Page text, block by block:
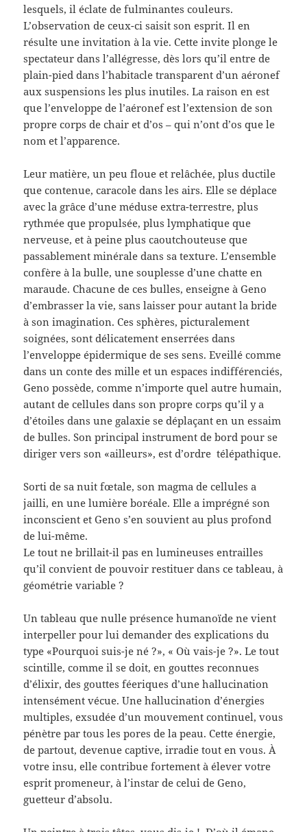
lesquels, il éclate de fulminantes couleurs.
L’observation de ceux-ci saisit son esprit. Il en
résulte une invitation à la vie. Cette invite plonge le
spectateur dans l’allégresse, dès lors qu’il entre de
plain-pied dans l’habitacle transparent d’un aéronef
aux suspensions les plus inutiles. La raison en est
que l’enveloppe de l’aéronef est l’extension de son
propre corps de chair et d’os – qui n’ont d’os que le
nom et l’apparence.
Leur matière, un peu floue et relâchée, plus ductile
que contenue, caracole dans les airs. Elle se déplace
avec la grâce d’une méduse extra-terrestre, plus
rythmée que propulsée, plus lymphatique que
nerveuse, et à peine plus caoutchouteuse que
passablement minérale dans sa texture. L’ensemble
confère à la bulle, une souplesse d’une chatte en
maraude. Chacune de ces bulles, enseigne à Geno
d’embrasser la vie, sans laisser pour autant la bride
à son imagination. Ces sphères, picturalement
soignées, sont délicatement enserrées dans
l’enveloppe épidermique de ses sens. Eveillé comme
dans un conte des mille et un espaces indifférenciés,
Geno possède, comme n’importe quel autre humain,
autant de cellules dans son propre corps qu’il y a
d’étoiles dans une galaxie se déplaçant en un essaim
de bulles. Son principal instrument de bord pour se
diriger vers son «ailleurs», est d’ordre télépathique.
Sorti de sa nuit fœtale, son magma de cellules a
jailli, en une lumière boréale. Elle a imprégné son
inconscient et Geno s’en souvient au plus profond
de lui-même.
Le tout ne brillait-il pas en lumineuses entrailles
qu’il convient de pouvoir restituer dans ce tableau, à
géométrie variable ?
Un tableau que nulle présence humanoïde ne vient
interpeller pour lui demander des explications du
type «Pourquoi suis-je né ?», « Où vais-je ?». Le tout
scintille, comme il se doit, en gouttes reconnues
d’élixir, des gouttes féeriques d’une hallucination
intensément vécue. Une hallucination d’énergies
multiples, exsudée d’un mouvement continuel, vous
pénètre par tous les pores de la peau. Cette énergie,
de partout, devenue captive, irradie tout en vous. À
votre insu, elle contribue fortement à élever votre
esprit promeneur, à l’instar de celui de Geno,
guetteur d’absolu.